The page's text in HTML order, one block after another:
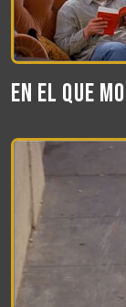
En el que